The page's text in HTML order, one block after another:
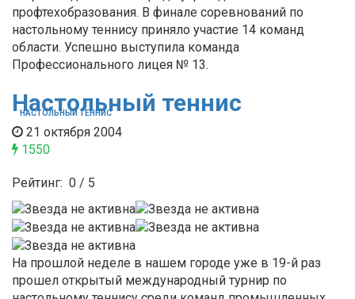
профтехобразования. В финале соревнований по
настольному теннису приняло участие 14 команд
области. Успешно выступила команда
Профессионального лицея № 13.
НАСТОЛЬНЫЙ ТЕННИС
Настольный теннис
21 октября 2004
1550
Рейтинг: 0 / 5
На прошлой неделе в нашем городе уже в 19-й раз
прошел открытый международный турнир по